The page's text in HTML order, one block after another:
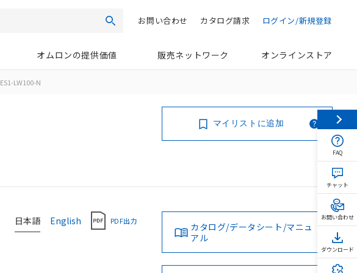
検索 ログイン/新規登録
カタログ請求
お問い合わせ
オムロンの提供価値 販売ネットワーク オンラインストア
ES1-LW100-N
マイリストに追加
日本語 English PDF出力
カタログ/データシート/マニュ
アル
FAQ
チャット
お問い合わせ
ダウンロード